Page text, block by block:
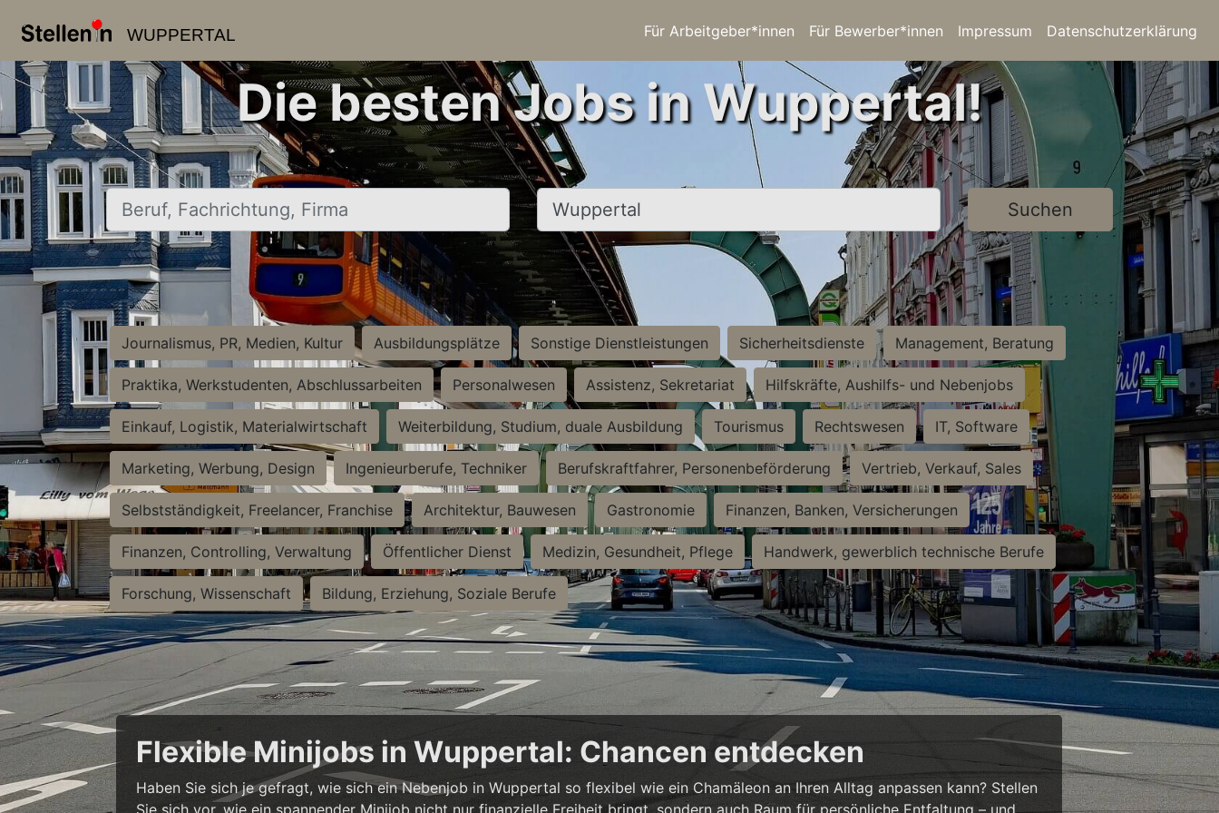
WUPPERTAL Für Arbeitgeber*innen Für Bewerber*innen Impressum Datenschutzerklärung
Die besten Jobs in Wuppertal!
Beruf, Fachrichtung, Firma Ort, Stadt Suchen
Journalismus, PR, Medien, Kultur Ausbildungsplätze Sonstige Dienstleistungen Sicherheitsdienste Management, Beratung
Praktika, Werkstudenten, Abschlussarbeiten Personalwesen Assistenz, Sekretariat Hilfskräfte, Aushilfs- und Nebenjobs
Einkauf, Logistik, Materialwirtschaft Weiterbildung, Studium, duale Ausbildung Tourismus Rechtswesen IT, Software
Marketing, Werbung, Design Ingenieurberufe, Techniker Berufskraftfahrer, Personenbeförderung Vertrieb, Verkauf, Sales
Selbstständigkeit, Freelancer, Franchise Architektur, Bauwesen Gastronomie Finanzen, Banken, Versicherungen
Finanzen, Controlling, Verwaltung Öffentlicher Dienst Medizin, Gesundheit, Pflege Handwerk, gewerblich technische Berufe
Forschung, Wissenschaft Bildung, Erziehung, Soziale Berufe
Flexible Minijobs in Wuppertal: Chancen entdecken
Haben Sie sich je gefragt, wie sich ein Nebenjob in Wuppertal so flexibel wie ein Chamäleon an Ihren Alltag anpassen kann? Stellen